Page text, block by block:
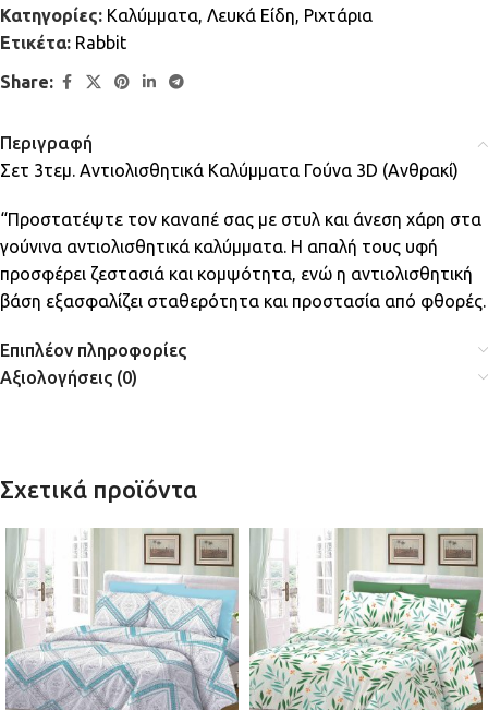
Κατηγορίες: Καλύμματα, Λευκά Είδη, Ριχτάρια
Ετικέτα: Rabbit
Share:
Περιγραφή
Σετ 3τεμ. Αντιολισθητικά Καλύμματα Γούνα 3D (Ανθρακί)
“Προστατέψτε τον καναπέ σας με στυλ και άνεση χάρη στα
γούνινα αντιολισθητικά καλύμματα. Η απαλή τους υφή
προσφέρει ζεστασιά και κομψότητα, ενώ η αντιολισθητική
βάση εξασφαλίζει σταθερότητα και προστασία από φθορές.
Επιπλέον πληροφορίες
Αξιολογήσεις (0)
Σχετικά προϊόντα